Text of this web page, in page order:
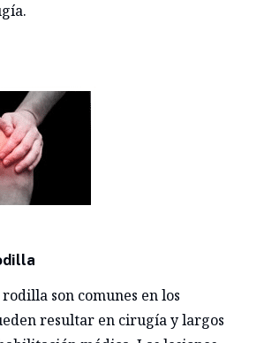
son comunes en los
resultar en cirugía y largos